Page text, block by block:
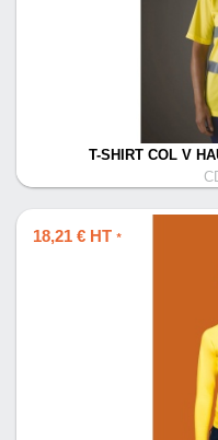
T-SHIRT COL V
18,21 € HT *